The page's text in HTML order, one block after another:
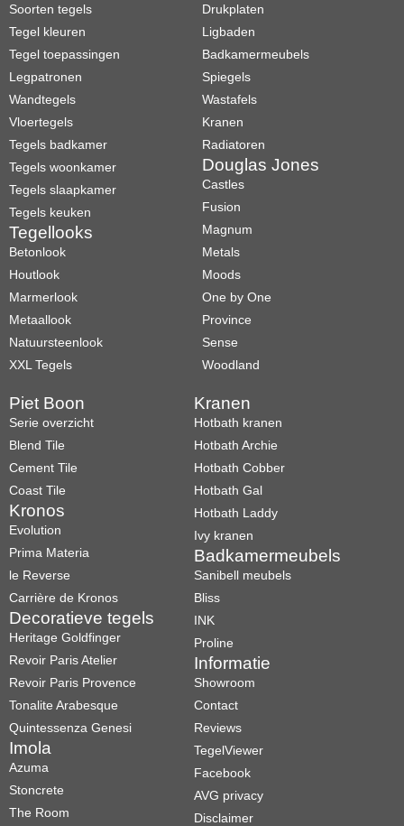
Soorten tegels
Tegel kleuren
Tegel toepassingen
Legpatronen
Wandtegels
Vloertegels
Tegels badkamer
Tegels woonkamer
Tegels slaapkamer
Tegels keuken
Tegellooks
Betonlook
Houtlook
Marmerlook
Metaallook
Natuursteenlook
XXL Tegels
Drukplaten
Ligbaden
Badkamermeubels
Spiegels
Wastafels
Kranen
Radiatoren
Douglas Jones
Castles
Fusion
Magnum
Metals
Moods
One by One
Province
Sense
Woodland
Piet Boon
Serie overzicht
Blend Tile
Cement Tile
Coast Tile
Kronos
Evolution
Prima Materia
le Reverse
Carrière de Kronos
Decoratieve tegels
Heritage Goldfinger
Revoir Paris Atelier
Revoir Paris Provence
Tonalite Arabesque
Quintessenza Genesi
Imola
Azuma
Stoncrete
The Room
Kranen
Hotbath kranen
Hotbath Archie
Hotbath Cobber
Hotbath Gal
Hotbath Laddy
Ivy kranen
Badkamermeubels
Sanibell meubels
Bliss
INK
Proline
Informatie
Showroom
Contact
Reviews
TegelViewer
Facebook
AVG privacy
Disclaimer